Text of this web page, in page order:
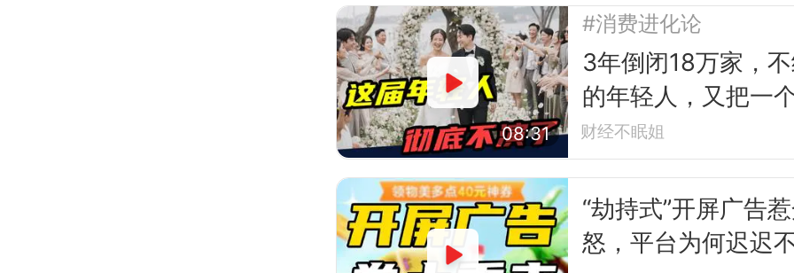
08:31
#消费进化论
3年倒闭18万家，
的年轻人，又把一
业干崩了？
财经不眠姐
“劫持式”开屏广告
怒，平台为何迟迟